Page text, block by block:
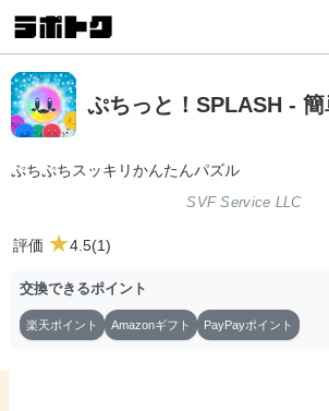
ぷちっと！SPLASH -
ぷちぷちスッキリかんたんパズル
SVF Service LLC
評価 ★4.5(1)
交換できるポイント
楽天ポイント Amazonギフト PayPayポイント